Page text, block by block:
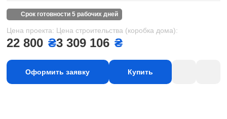
срок готовности 5 рабочих дней
Цена проекта:
22 800 ₴
Цена строительства (коробка дома):
3 309 106 ₴
Оформить заявку Купить